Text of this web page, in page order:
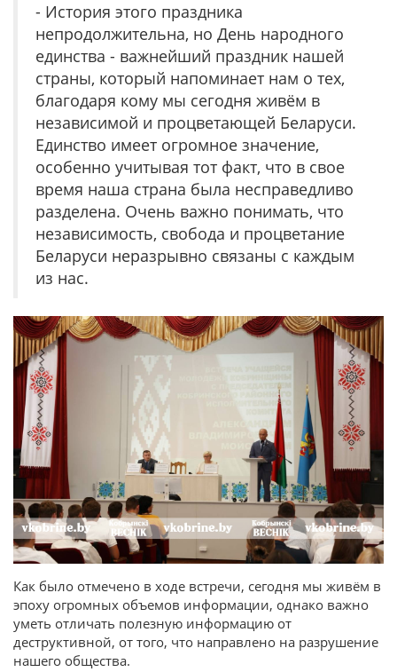
- История этого праздника
непродолжительна, но День народного
единства - важнейший праздник нашей
страны, который напоминает нам о тех,
благодаря кому мы сегодня живём в
независимой и процветающей Беларуси.
Единство имеет огромное значение,
особенно учитывая тот факт, что в свое
время наша страна была несправедливо
разделена. Очень важно понимать, что
независимость, свобода и процветание
Беларуси неразрывно связаны с каждым
из нас.
Как было отмечено в ходе встречи, сегодня мы живём в
эпоху огромных объемов информации, однако важно
уметь отличать полезную информацию от
деструктивной, от того, что направлено на разрушение
нашего общества.